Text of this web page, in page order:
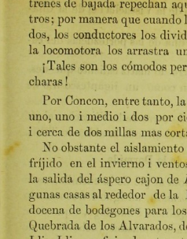
Itinerario del ferrocarril de
Valparaíso a Santiago
espresamente grabado en Paris en
madera para esta obra
Dedicatoria
A los viajeros
En la Estación de Valparaíso
El banquete de inauguración i el
motín de Oyarce
Viña del Mar
Bosquejo histórico
El Salto